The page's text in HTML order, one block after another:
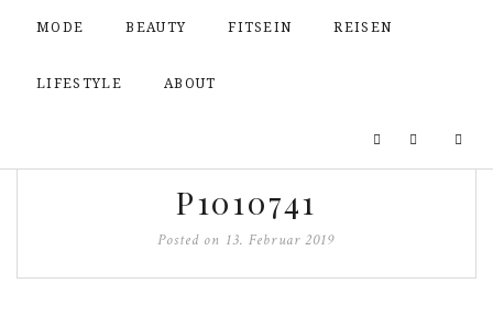
MODE BEAUTY FITSEIN REISEN
LIFESTYLE ABOUT
P1010741
Posted on 13. Februar 2019